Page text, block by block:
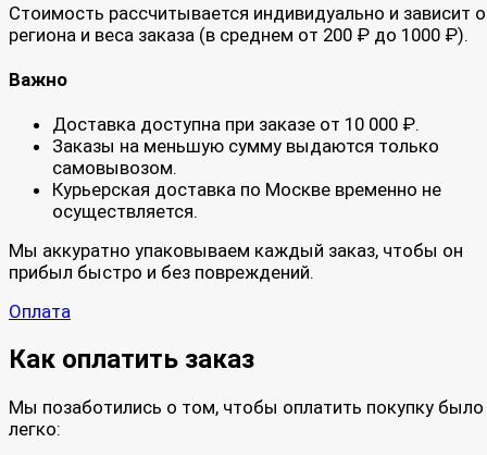
Стоимость рассчитывается индивидуально и зависит
региона и веса заказа (в среднем от 200 ₽ до 1000 ₽).
Важно
Доставка доступна при заказе от 10 000 ₽.
Заказы на меньшую сумму выдаются только
самовывозом.
Курьерская доставка по Москве временно не
осуществляется.
Мы аккуратно упаковываем каждый заказ, чтобы он
прибыл быстро и без повреждений.
Оплата
Как оплатить заказ
Мы позаботились о том, чтобы оплатить покупку было
легко: